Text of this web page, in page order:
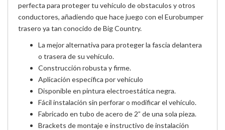
perfecta para proteger tu vehículo de obstaculos y otros
conductores, añadiendo que hace juego con el Eurobumper
trasero ya tan conocido de Big Country.
La mejor alternativa para proteger la fascia delantera
o trasera de su vehículo.
Construcción robusta y firme.
Aplicación específica por vehículo
Disponible en pintura electroestática negra.
Fácil instalación sin perforar o modificar el vehículo.
Fabricado en tubo de acero de 2” de una sola pieza.
Brackets de montaje e instructivo de instalación